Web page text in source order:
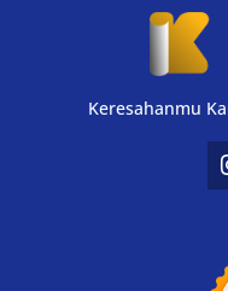
Keresahanmu